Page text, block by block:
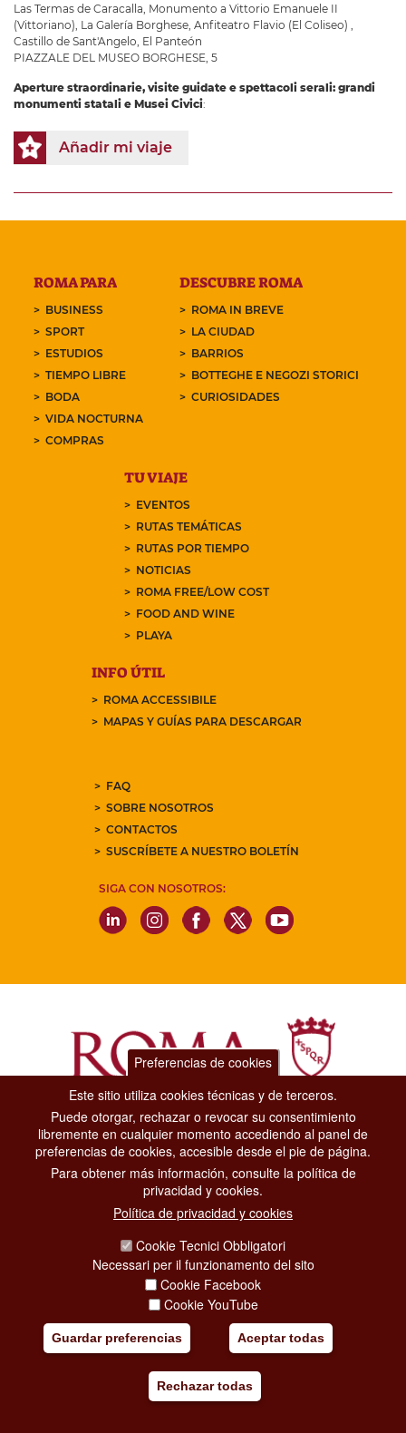
Las Termas de Caracalla Monumento a Vittorio Emanuele II
(Vittoriano) La Galería Borghese Anfiteatro Flavio (El Coliseo)
Castillo de Sant'Angelo El Panteón
PIAZZALE DEL MUSEO BORGHESE, 5
Aperture straordinarie, visite guidate e spettacoli serali: grandi
monumenti statali e Musei Civici:
Añadir mi viaje
ROMA PARA
BUSINESS
SPORT
ESTUDIOS
TIEMPO LIBRE
BODA
VIDA NOCTURNA
COMPRAS
DESCUBRE ROMA
ROMA IN BREVE
LA CIUDAD
BARRIOS
BOTTEGHE E NEGOZI STORICI
CURIOSIDADES
TU VIAJE
EVENTOS
RUTAS TEMÁTICAS
RUTAS POR TIEMPO
NOTICIAS
ROMA FREE/LOW COST
FOOD AND WINE
PLAYA
INFO ÚTIL
ROMA ACCESSIBILE
MAPAS Y GUÍAS PARA DESCARGAR
FAQ
SOBRE NOSOTROS
CONTACTOS
SUSCRÍBETE A NUESTRO BOLETÍN
SIGA CON NOSOTROS:
Dipartimento Grandi Eventi, Sport, Turismo e Moda.
Via di San Basilio, 51
00187 Roma
CONTACT CENTER TEL. 06 06 08
CONTATTA LA REDAZIONE
SOCIAL MEDIA POLICY
COPYRIGHT
Preferencias de cookies
Este sitio utiliza cookies técnicas y de terceros.
Puede otorgar, rechazar o revocar su consentimiento
libremente en cualquier momento accediendo al panel de
preferencias de cookies, accesible desde el pie de página.
Para obtener más información, consulte la política de
privacidad y cookies.
Política de privacidad y cookies
Cookie Tecnici Obbligatori
Necessari per il funzionamento del sito
Cookie Facebook
Cookie YouTube
Guardar preferencias Aceptar todas
Rechazar todas